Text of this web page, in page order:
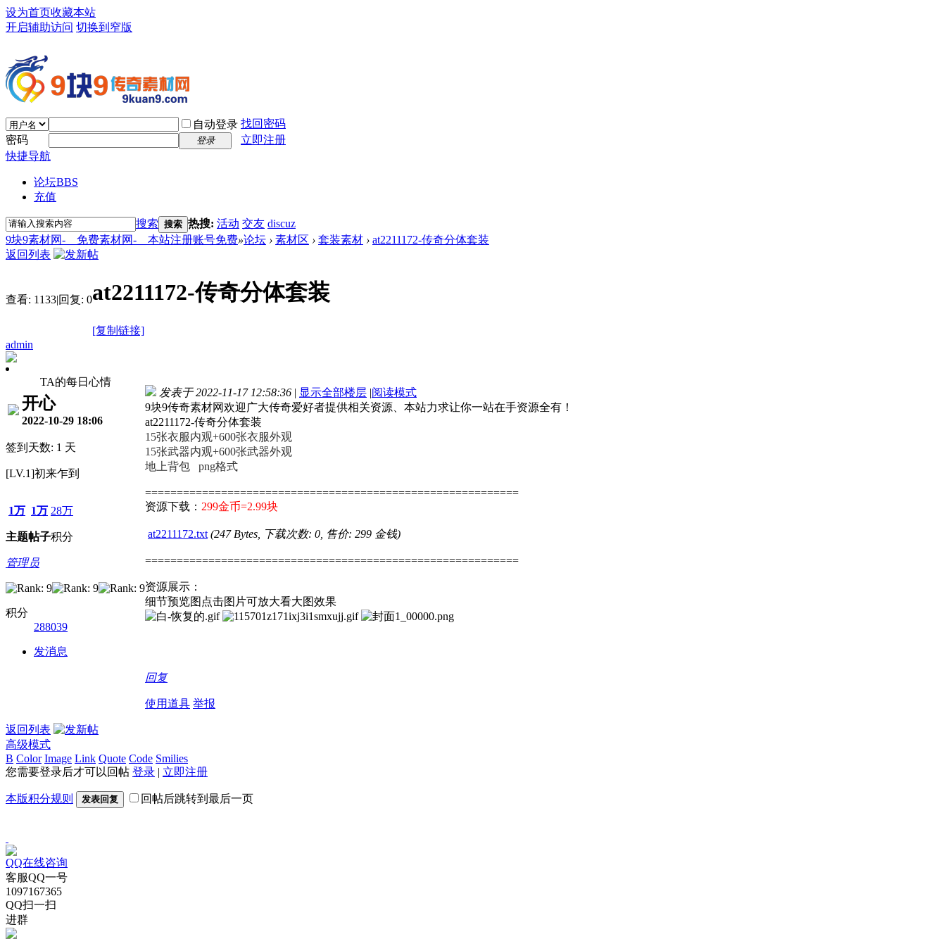
设为首页收藏本站
开启辅助访问 切换到窄版
自动登录 找回密码
密码
登录
立即注册
快捷导航
论坛BBS
充值
搜索 搜索 热搜: 活动 交友 discuz
9块9素材网-＿免费素材网-＿本站注册账号免费»论坛 › 素材区 › 套装素材 › at2211172-传奇分体套装
返回列表
查看: 1133|回复: 0at2211172-传奇分体套装
[复制链接]
admin
TA的每日心情
开心
2022-10-29 18:06
签到天数: 1 天
[LV.1]初来乍到
1万
主题
1万
帖子
28万
积分
管理员
积分
288039
发消息
发表于 2022-11-17 12:58:36 | 显示全部楼层 |阅读模式
9块9传奇素材网欢迎广大传奇爱好者提供相关资源、本站力求让你一站在手资源全有！
at2211172-传奇分体套装
15张衣服内观+600张衣服外观
15张武器内观+600张武器外观
地上背包 png格式
===========================================================
资源下载： 299金币=2.99块
at2211172.txt (247 Bytes, 下载次数: 0, 售价: 299 金钱)
===========================================================
资源展示：
细节预览图点击图片可放大看大图效果
回复
使用道具 举报
返回列表
高级模式
B Color Image Link Quote Code Smilies
您需要登录后才可以回帖 登录 | 立即注册
本版积分规则 发表回复 回帖后跳转到最后一页
QQ在线咨询
客服QQ一号
1097167365
QQ扫一扫
进群